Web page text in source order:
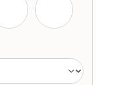
Ősz/szürke